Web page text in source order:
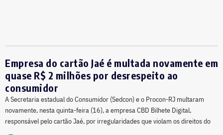
Empresa do cartão Jaé é multada novamente em
quase R$ 2 milhões por desrespeito ao
consumidor
A Secretaria estadual do Consumidor (Sedcon) e o Procon-RJ multaram
novamente, nesta quinta-feira (16), a empresa CBD Bilhete Digital,
responsável pelo cartão Jaé, por irregularidades que violam os direitos do